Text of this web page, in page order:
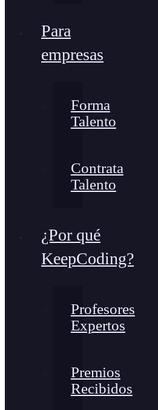
Para
empresas
Forma
Talento
Contrata
Talento
¿Por qué
KeepCoding?
Profesores
Expertos
Premios
Recibidos